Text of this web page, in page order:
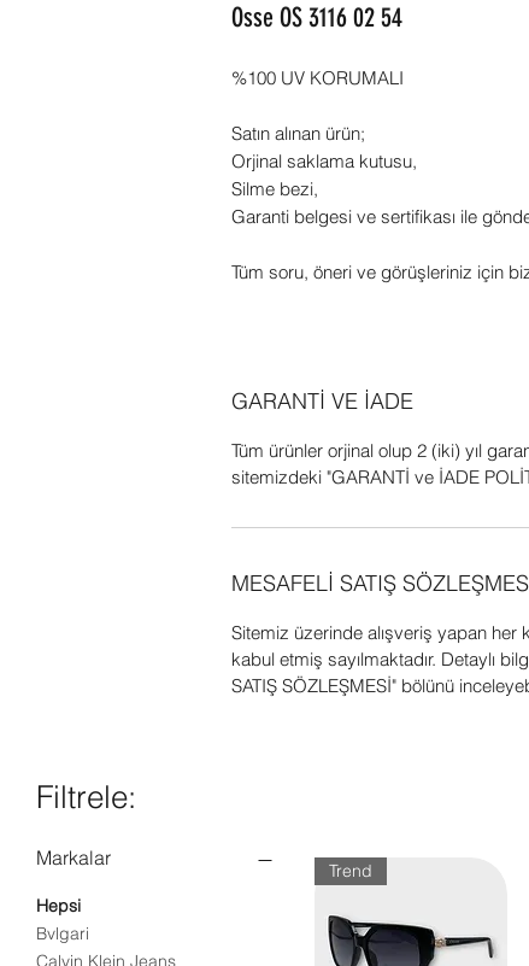
Osse OS 3116 02 54
%100 UV KORUMALI
Satın alınan ürün;
Orjinal saklama kutusu,
Silme bezi,
Garanti belgesi ve sertifikası ile
Tüm soru, öneri ve görüşleriniz için
GARANTİ VE İADE
Tüm ürünler orjinal olup 2 (iki) yıl
sitemizdeki "GARANTİ ve İADE
MESAFELİ SATIŞ
Sitemiz üzerinde alışveriş yapan
kabul etmiş sayılmaktadır. Detaylı
SATIŞ SÖZLEŞMESİ" bölünü
Filtrele:
Markalar
Hepsi
Bvlgari
Calvin Klein Jeans
Trend